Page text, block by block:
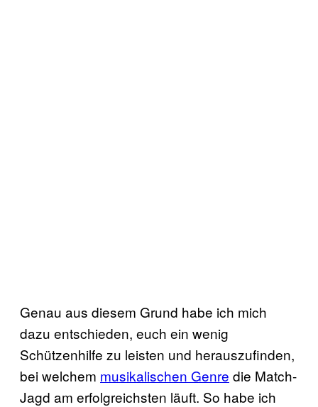
Genau aus diesem Grund habe ich mich
dazu entschieden, euch ein wenig
Schützenhilfe zu leisten und herauszufinden,
bei welchem musikalischen Genre die Match-
Jagd am erfolgreichsten läuft. So habe ich